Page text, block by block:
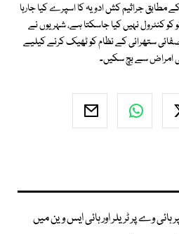
جراثیم کش ادویہ کا اسپرے کیا جارہا
کنٹرول نہیں کیا جاسکتا ہے، شہریوں نے
ستھرائی کے نظام کو ٹھیک کرنے کیلیے
امراض سے بچ سکیں۔
ہائی وے پر ٹریلر اور ہائی ایس وین میں